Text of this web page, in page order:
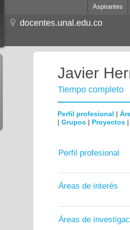
Aspirantes
docentes.unal.edu.co
Javier
Tiempo completo
Perfil profesional |
| Grupos | Proyectos
Perfil profesional
Áreas de interés
Áreas de